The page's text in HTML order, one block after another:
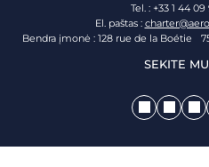
Tel. : +33 1 44 09
El. paštas :
Bendra įmonė : 128 rue de la Boétie
SEKITE